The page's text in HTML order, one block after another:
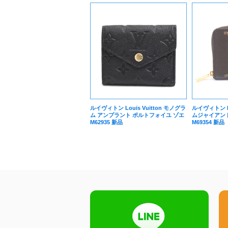
ルイヴィトン Louis Vuitton モノグラ
ム アンプラント ポルトフォイユ ゾエ
M62935 新品
ルイヴィト
ムジャイアン
M69354 新品